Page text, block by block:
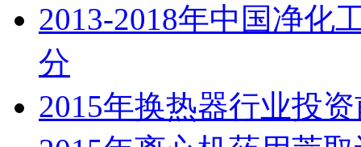
2013-2018年中国净化
分
2015年换热器行业投